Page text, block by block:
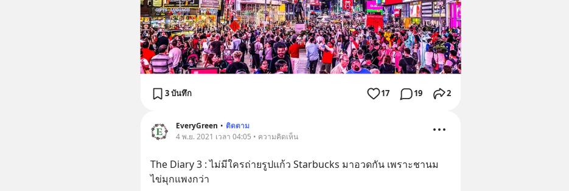
3 บันทึก 17 19 2
EveryGreen • ติดตาม
4 พ.ย. 2021 เวลา 04:05 • ความคิดเห็น
The Diary 3 : ไม่มีใครถ่ายรูปแก้ว Starbucks มาอวดกัน เพราะชานม
ไข่มุกแพงกว่า